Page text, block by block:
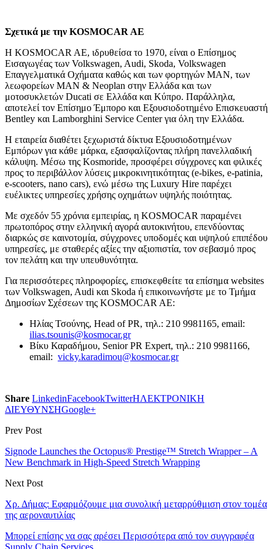
Σχετικά με την KOSMOCAR AE
Η KOSMOCAR AE, ιδρυθείσα το 1970, είναι ο Επίσημος
Εισαγωγέας των Volkswagen, Audi, Skoda, Volkswagen
Επαγγελματικά Οχήματα καθώς και των φορτηγών ΜΑΝ, των
λεωφορείων ΜΑΝ & Neoplan στην Ελλάδα και των
μοτοσυκλετών Ducati σε Ελλάδα και Κύπρο. Παράλληλα,
αποτελεί τον Επίσημο Έμπορο και Εξουσιοδοτημένο Επισκευαστή
Bentley και Lamborghini Service Center για όλη την Ελλάδα.
Η εταιρεία διαθέτει ξεχωριστά δίκτυα Εξουσιοδοτημένων
Εμπόρων για κάθε μάρκα, εξασφαλίζοντας πλήρη πανελλαδική
κάλυψη. Μέσω της Kosmoride, προσφέρει σύγχρονες και φιλικές
προς το περιβάλλον λύσεις μικροκινητικότητας (e-bikes, e-patinia,
e-scooters, nano cars), ενώ μέσω της Luxury Hire παρέχει
ευέλικτες υπηρεσίες χρήσης οχημάτων υψηλής ποιότητας.
Με σχεδόν 55 χρόνια εμπειρίας, η KOSMOCAR παραμένει
πρωτοπόρος στην ελληνική αγορά αυτοκινήτου, επενδύοντας
διαρκώς σε καινοτομία, σύγχρονες υποδομές και υψηλού επιπέδου
υπηρεσίες, με σταθερές αξίες την αξιοπιστία, τον σεβασμό προς
τον πελάτη και την υπευθυνότητα.
Για περισσότερες πληροφορίες, επισκεφθείτε τα επίσημα websites
των Volkswagen, Audi και Skoda ή επικοινωνήστε με το Τμήμα
Δημοσίων Σχέσεων της KOSMOCAR AE:
Ηλίας Τσούνης, Head of PR, τηλ.: 210 9981165, email:
ilias.tsounis@kosmocar.gr
Βίκυ Καραδήμου, Senior PR Expert, τηλ.: 210 9981166,
email: vicky.karadimou@kosmocar.gr
Share LinkedinFacebookTwitterΗΛΕΚΤΡΟΝΙΚΗ
ΔΙΕΥΘΥΝΣΗGoogle+
Prev Post
Signode Launches the Octopus® Prestige™ Stretch Wrapper – A
New Benchmark in High-Speed Stretch Wrapping
Next Post
Χρ. Δήμας: Εφαρμόζουμε μια συνολική μεταρρύθμιση στον τομέα
της αεροναυτιλίας
Μπορεί επίσης να σας αρέσει Περισσότερα από τον συγγραφέα
Supply Chain Services